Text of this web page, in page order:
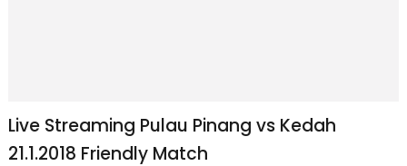
Live Streaming Pulau Pinang vs Kedah
21.1.2018 Friendly Match